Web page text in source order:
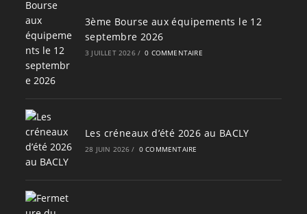
3ème Bourse aux équipements le 12
septembre 2026
3 JUILLET 2026 / 0 COMMENTAIRE
Les créneaux d’été 2026 au BACLY
28 JUIN 2026 / 0 COMMENTAIRE